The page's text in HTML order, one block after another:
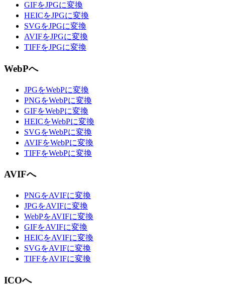
GIFをJPGに変換
HEICをJPGに変換
SVGをJPGに変換
AVIFをJPGに変換
TIFFをJPGに変換
WebPへ
JPGをWebPに変換
PNGをWebPに変換
GIFをWebPに変換
HEICをWebPに変換
SVGをWebPに変換
AVIFをWebPに変換
TIFFをWebPに変換
AVIFへ
PNGをAVIFに変換
JPGをAVIFに変換
WebPをAVIFに変換
GIFをAVIFに変換
HEICをAVIFに変換
SVGをAVIFに変換
TIFFをAVIFに変換
ICOへ